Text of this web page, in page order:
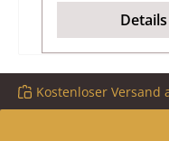
Details
Kostenloser Versand